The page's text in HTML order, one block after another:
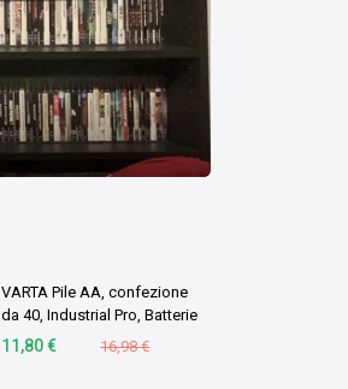
VARTA Pile AA, confezione
da 40, Industrial Pro, Batterie
Alcaline, 1,5V, pacco di
11,80 € 16,98 €